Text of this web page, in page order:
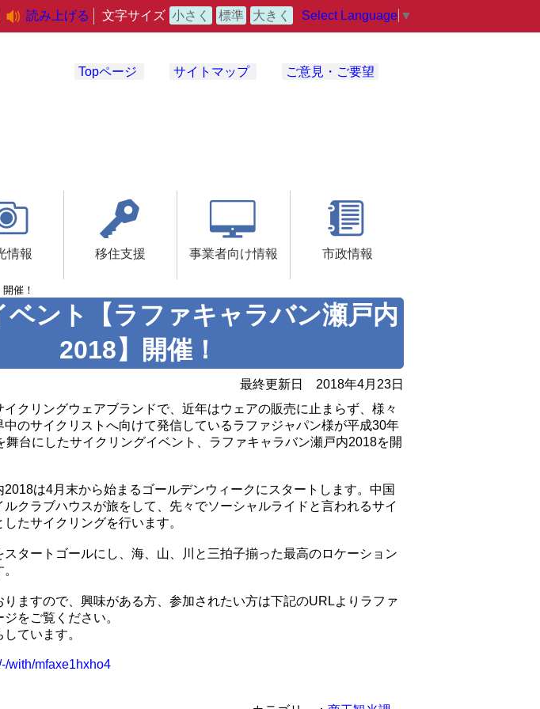
読み上げる 文字サイズ 小さく 標準 大きく Select Language ▼
Topページ サイトマップ ご意見・ご要望
情報 移住支援 事業者向け情報 市政情報
催！
ベント【ラファキャラバン瀬戸内
2018】開催！
最終更新日 2018年4月23日
クリングウェアブランドで、近年はウェアの販売に止まらず、様々
のサイクリストへ向けて発信しているラファジャパン様が平成30年
舞台にしたサイクリングイベント、ラファキャラバン瀬戸内2018を開
は4月末から始まるゴールデンウィークにスタートします。中国
ルクラブハウスが旅をして、先々でソーシャルライドと言われるサイ
たサイクリングを行います。
タートゴールにし、海、山、川と三拍子揃った最高のロケーション
ますので、興味がある方、参加されたい方は下記のURLよりラファ
をご覧ください。
ています。
with/mfaxe1hxho4